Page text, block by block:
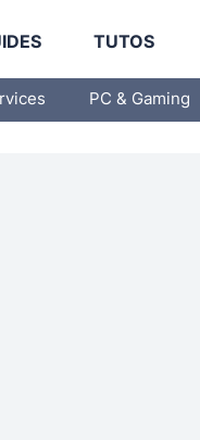
TUTOS
PC & Gaming